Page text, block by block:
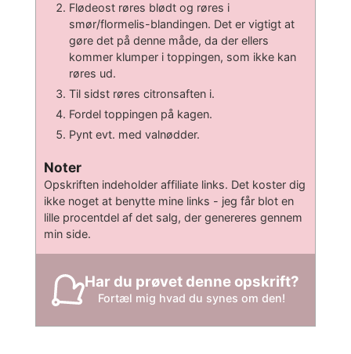
Flødeost røres blødt og røres i
smør/flormelis-blandingen. Det er vigtigt at
gøre det på denne måde, da der ellers
kommer klumper i toppingen, som ikke kan
røres ud.
Til sidst røres citronsaften i.
Fordel toppingen på kagen.
Pynt evt. med valnødder.
Noter
Opskriften indeholder affiliate links. Det koster dig
ikke noget at benytte mine links - jeg får blot en
lille procentdel af det salg, der genereres gennem
min side.
Har du prøvet denne opskrift?
Fortæl mig hvad du synes om den!